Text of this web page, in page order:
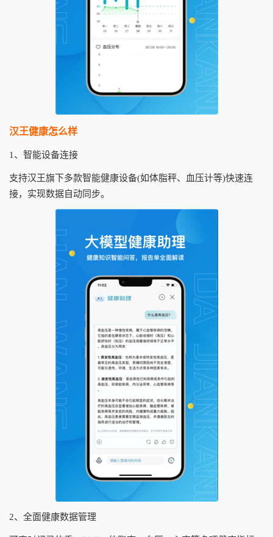
汉王健康怎么样
1、智能设备连接
支持汉王旗下多款智能健康设备(如体脂秤、血压计等)快速连
接，实现数据自动同步。
2、全面健康数据管理